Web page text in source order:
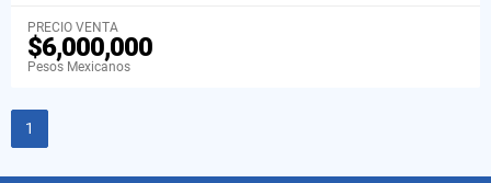
PRECIO VENTA
$6,000,000
Pesos Mexicanos
1